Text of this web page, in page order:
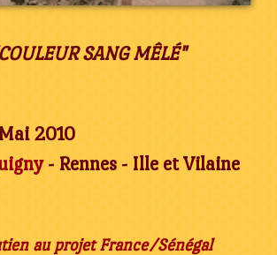
SANG MÊLÉ"
2010
- Rennes - Ille et Vilaine
au projet France/Sénégal